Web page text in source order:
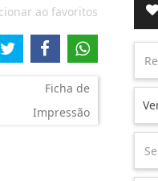
ao favoritos
Ficha de
Impressão